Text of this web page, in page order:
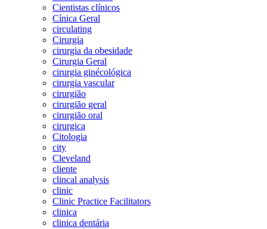
Cientistas clínicos
Cínica Geral
circulating
Cirurgia
cirurgia da obesidade
Cirurgia Geral
cirurgia ginécológica
cirurgia vascular
cirurgião
cirurgião geral
cirurgião oral
cirurgica
Citologia
city
Cleveland
cliente
clincal analysis
clinic
Clinic Practice Facilitators
clinica
clinica dentária